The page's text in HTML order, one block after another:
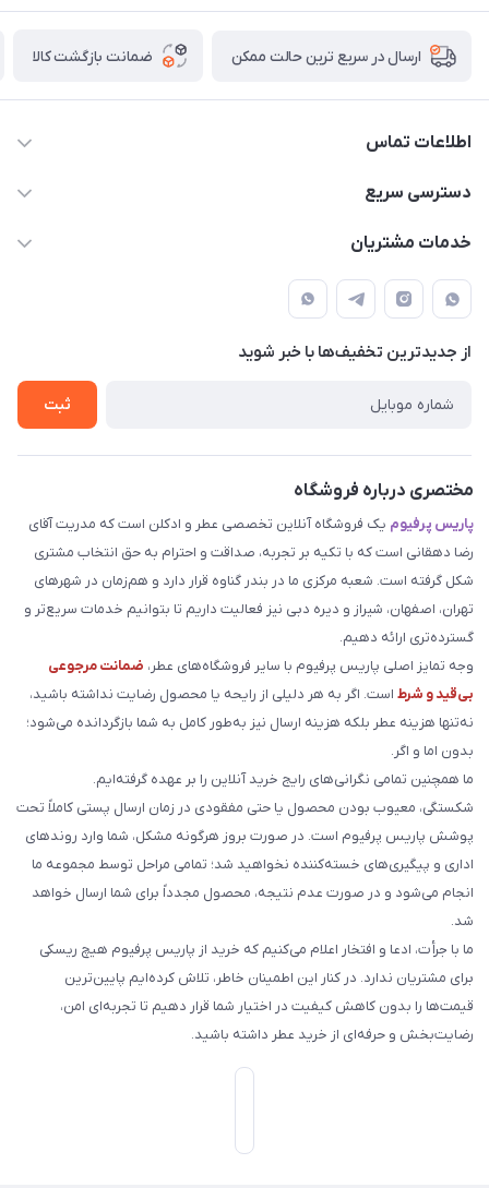
ارسال در سریع ترین حالت ممکن ضمانت بازگشت کالا
اطلاعات تماس
09387538030
دهقانی
دسترسی سریع
حساب کاربری
لیست محصولات
درباره ما
خدمات مشتریان
قوانین و مقررات
حریم خصوصی
راهنما
از جدید‌ترین تخفیف‌ها با‌ خبر شوید
ثبت
مختصری درباره فروشگاه
پاریس پرفیوم یک فروشگاه آنلاین تخصصی عطر و ادکلن است که مدریت آقای
رضا دهقانی است که با تکیه بر تجربه، صداقت و احترام به حق انتخاب مشتری
شکل گرفته است. شعبه مرکزی ما در بندر گناوه قرار دارد و هم‌زمان در شهرهای
تهران، اصفهان، شیراز و دیره دبی نیز فعالیت داریم تا بتوانیم خدمات سریع‌تر و
گسترده‌تری ارائه دهیم.
وجه تمایز اصلی پاریس پرفیوم با سایر فروشگاه‌های عطر، ضمانت مرجوعی
بی‌قید و شرط است. اگر به هر دلیلی از رایحه یا محصول رضایت نداشته باشید،
نه‌تنها هزینه عطر بلکه هزینه ارسال نیز به‌طور کامل به شما بازگردانده می‌شود؛
بدون اما و اگر.
ما همچنین تمامی نگرانی‌های رایج خرید آنلاین را بر عهده گرفته‌ایم.
شکستگی، معیوب بودن محصول یا حتی مفقودی در زمان ارسال پستی کاملاً تحت
پوشش پاریس پرفیوم است. در صورت بروز هرگونه مشکل، شما وارد روندهای
اداری و پیگیری‌های خسته‌کننده نخواهید شد؛ تمامی مراحل توسط مجموعه ما
انجام می‌شود و در صورت عدم نتیجه، محصول مجدداً برای شما ارسال خواهد
شد.
ما با جرأت، ادعا و افتخار اعلام می‌کنیم که خرید از پاریس پرفیوم هیچ ریسکی
برای مشتریان ندارد. در کنار این اطمینان خاطر، تلاش کرده‌ایم پایین‌ترین
قیمت‌ها را بدون کاهش کیفیت در اختیار شما قرار دهیم تا تجربه‌ای امن،
رضایت‌بخش و حرفه‌ای از خرید عطر داشته باشید.